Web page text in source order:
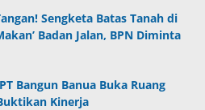
Sengketa Batas Tanah di
Badan Jalan, BPN Diminta
Bangun Banua Buka Ruang
Kinerja